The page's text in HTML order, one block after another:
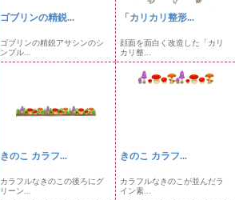
ゴブリンの精鋭...
ゴブリンの精鋭アサシンのシ
ンプル...
「カリカリ整形...
顔面を面白く改造した「カリ
カリ整...
きのこ カラフ...
カラフルなきのこの後ろにグ
リーン...
きのこ カラフ...
カラフルなきのこが並んだラ
イン素...